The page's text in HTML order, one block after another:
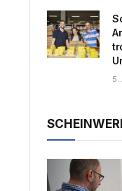
5.